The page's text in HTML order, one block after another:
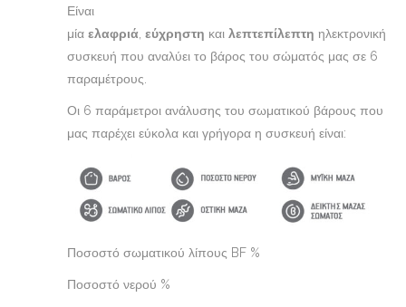
Είναι
μία ελαφριά εύχρηστη και λεπτεπίλεπτη ηλεκτρονική
συσκευή που αναλύει το βάρος του σώματός μας σε 6
παραμέτρους.
Οι 6 παράμετροι ανάλυσης του σωματικού βάρους που
μας παρέχει εύκολα και γρήγορα η συσκευή είναι:
Ποσοστό σωματικού λίπους BF %
Ποσοστό νερού %